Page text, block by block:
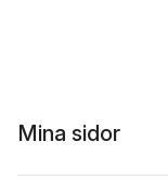
Mina sidor